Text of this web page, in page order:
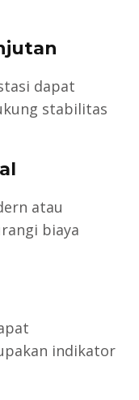
dapat
stabilitas
atau
biaya
indikator